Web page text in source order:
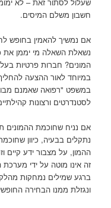
חשבון משלם המיסים.
אם נמשיך להאמין בחופש
נשאלת השאלה מי יממן את
המונים? חברות פרטיות
במיוחד לאור ההצעה
במשפט "רפואה שאמנם
לסטנדרטים ורצונות
אם נניח שחוכמת ההמונים
נתקלים בבעיה, כיוון
ההמון, על מצבור ידע קיים
זה אינו מוטה על ידי
ברגע שמילים נמחקות
ונגזלת ממנו הבחירה